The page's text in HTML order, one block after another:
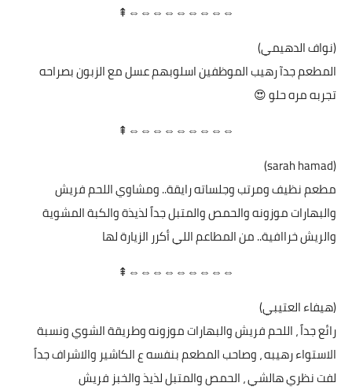
⇔⇔⇔⇔⇔⇔⇔⇔⇔⇞
(نواف الدهيمي)
المطعم جدآ رهيب الموظفين اسلوبهم عسل مع الزبون بصراحه
تجربه مره حلو 😍
⇔⇔⇔⇔⇔⇔⇔⇔⇔⇞
(sarah hamad)
مطعم نظيف ومرتب وجلساته رايقة.. ومشاوي اللحم فريش
والبهارات موزونه والحمص والمتبل جداً لذيذة والكبة المشوية
والريش خراافية.. من المطاعم اللي أكرر الزيارة لها
⇔⇔⇔⇔⇔⇔⇔⇔⇔⇞
(هيفاء العتيبي)
رائع جداً ، اللحم فريش والبهارات موزونه وطريقة الشوي ونسبة
الاستواء رهيبه ، وصاحب المطعم بنفسه ع الكاشير والاشراف جداً
لفت نظري هالشي ، الحمص والمتبل لذيذ والخبز فريش